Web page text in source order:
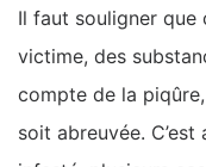
Il faut souligner que
victime, des
compte de la
soit abreuvée.